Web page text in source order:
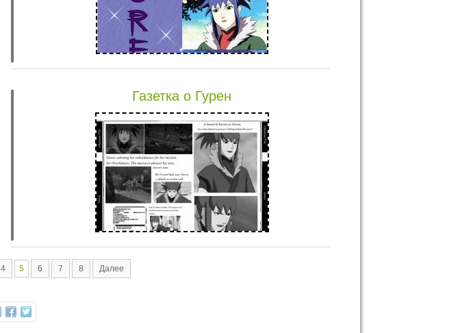
Газетка о Гурен
4 5 6 7 8 Далее